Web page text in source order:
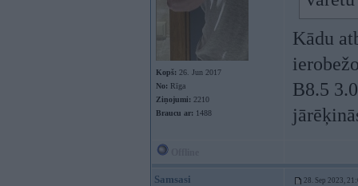
Kopš: 26. Jun 2017
No: Rīga
Ziņojumi: 2210
Braucu ar: 1488
Kādu
B8.5
Samsasi 28. Sep 2023,